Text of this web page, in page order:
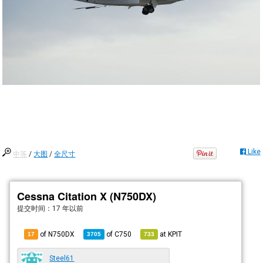
中等 /大图 /全尺寸 Like
Cessna Citation X (N750DX)
提交时间： 17 年以前
17 of N750DX 3705 ofC750 733 atKPIT
Steel61